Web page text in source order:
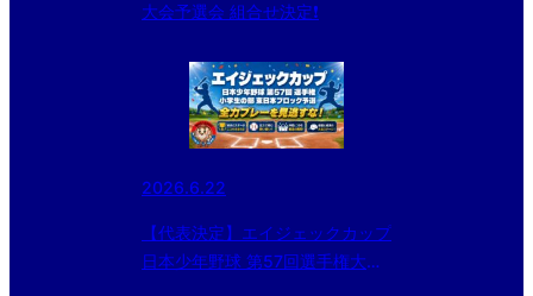
大会予選会 組合せ決定❗️
2026.6.22
【代表決定】エイジェックカップ
日本少年野球 第57回選手権大会